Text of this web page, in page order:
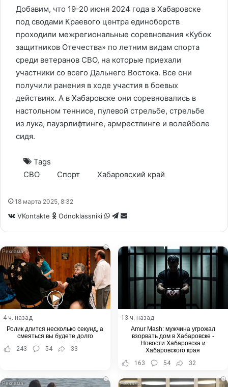
Добавим, что 19-20 июня 2024 года в Хабаровске
под сводами Краевого центра единоборств
проходили межрегиональные соревнования «Кубок
защитников Отечества» по летним видам спорта
среди ветеранов СВО, на которые приехали
участники со всего Дальнего Востока. Все они
получили ранения в ходе участия в боевых
действиях. А в Хабаровске они соревновались в
настольном теннисе, пулевой стрельбе, стрельбе
из лука, пауэрлифтинге, армрестлинге и волейболе
сидя.
Tags
СВО
Спорт Хабаровский край
18 марта 2025, 8:32
VKontakte Odnoklassniki WhatsApp
Telegram
Share
i
4 ч. назад
Ролик длится несколько секунд, а
смеяться вы будете долго
243
54 33
13 ч. назад
Amur Mash: мужчина угрожал
взорвать дом в Хабаровске -
Новости Хабаровска и
Хабаровского края
163
54 32
i i